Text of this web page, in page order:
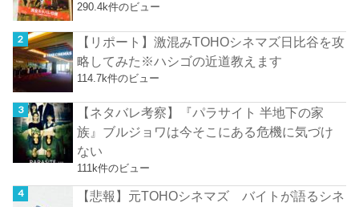
290.4k件のビュー
【リポート】激混みTOHOシネマズ日比谷を攻
略してみた※ハシゴの近道教えます
114.7k件のビュー
【ネタバレ考察】『パラサイト 半地下の家
族』ブルジョワは今そこにある危機に気づけ
ない
111k件のビュー
【悲報】元TOHOシネマズ バイトが語るシネ